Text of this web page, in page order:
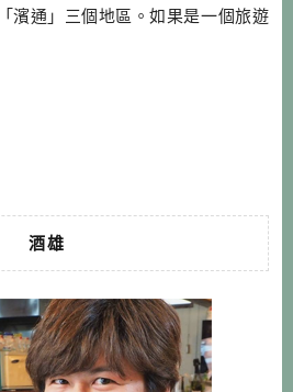
濱通」三個地區。如果是一個旅遊
城與會津若松市，或者是喜多方拉
酒雄